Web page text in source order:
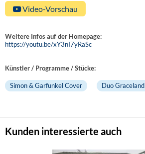
Video-Vorschau
Weitere Infos auf der Homepage:
https://youtu.be/xY3nI7yRaSc
Künstler / Programme / Stücke:
Simon & Garfunkel Cover Duo Graceland
Kunden interessierte auch